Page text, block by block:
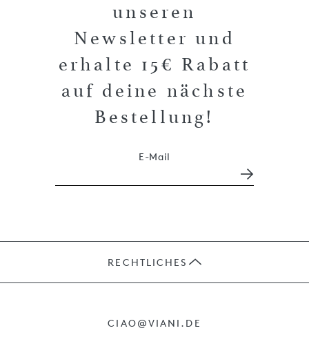
unseren
Newsletter und
erhalte 15€ Rabatt
auf deine nächste
Bestellung!
E-Mail
RECHTLICHES
CIAO@VIANI.DE